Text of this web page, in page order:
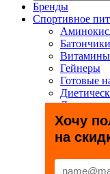
Бренды
Спортивное
Батончики
Гейнеры
Готовые
Для
Здоровье
Креатин
Хочу
на